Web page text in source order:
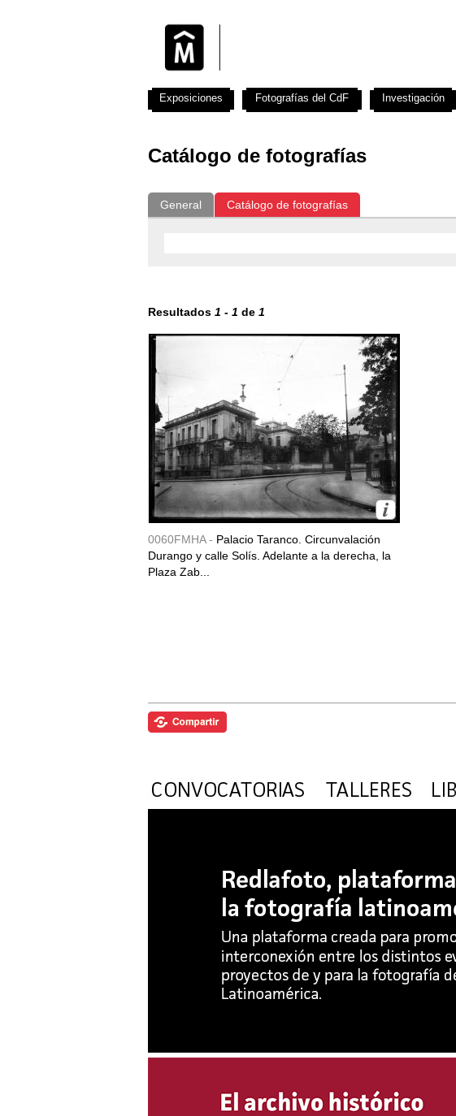
Catálogo de fotografías
General Catálogo de fotografías
Resultados 1 - 1 de 1
0060FMHA - Palacio Taranco. Circunvalación
Durango y calle Solís. Adelante a la derecha, la
Plaza Zab...
Exposiciones Fotografías del CdF Investigación